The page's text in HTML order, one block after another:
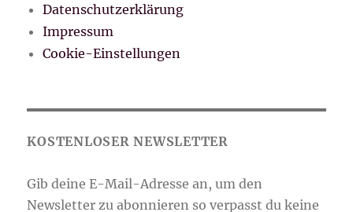
Datenschutzerklärung
Impressum
Cookie-Einstellungen